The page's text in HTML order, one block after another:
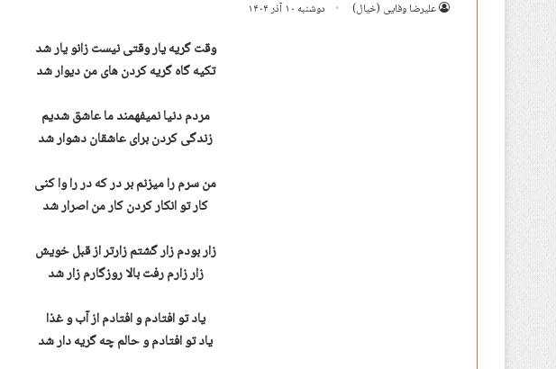
علیرضا وفایی (خیال) دوشنبه ۱۰ آذر ۱۴۰۴
وقت گریه یار وقتی نیست زانو یار شد
تکیه گاه گریه کردن های من دیوار شد
مردم دنیا نمیفهمند ما عاشق شدیم
زندگی کردن برای عاشقان دشوار شد
من سرم را میزنم بر در که در را وا کنی
کار تو انکار کردن کار من اصرار شد
زار بودم زار گشتم زارتر از قبل خویش
زار زارم رفت بالا روزگارم زار شد
یاد تو افتادم و افتادم از آب و غذا
یاد تو افتادم و حالم چه گریه دار شد